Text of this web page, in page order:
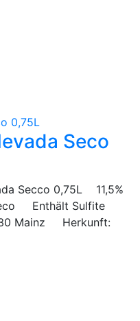
Seco
Secco 0,75L 11,5%
Enthält Sulfite
Mainz Herkunft: